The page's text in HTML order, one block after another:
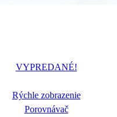
VYPREDANÉ!
Rýchle zobrazenie
Porovnávač